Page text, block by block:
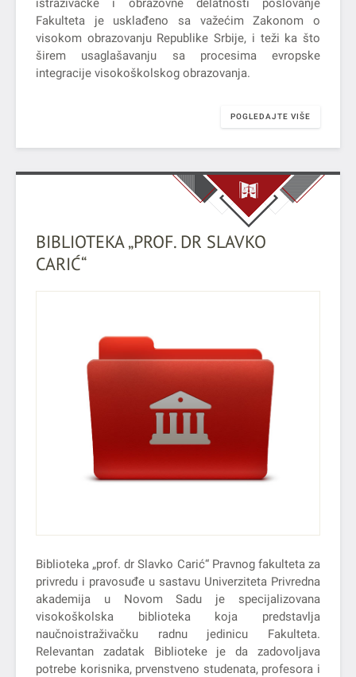
istraživačke i obrazovne delatnosti poslovanje
Fakulteta je usklađeno sa važećim Zakonom o
visokom obrazovanju Republike Srbije, i teži ka što
širem usaglašavanju sa procesima evropske
integracije visokoškolskog obrazovanja.
POGLEDAJTE VIŠE
BIBLIOTEKA „PROF. DR SLAVKO
CARIĆ“
Biblioteka „prof. dr Slavko Carić“ Pravnog fakulteta za
privredu i pravosuđe u sastavu Univerziteta Privredna
akademija u Novom Sadu je specijalizovana
visokoškolska biblioteka koja predstavlja
naučnoistraživačku radnu jedinicu Fakulteta.
Relevantan zadatak Biblioteke je da zadovoljava
potrebe korisnika, prvenstveno studenata, profesora i